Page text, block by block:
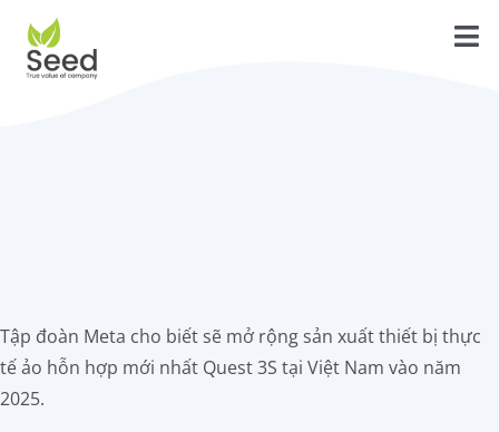
contentTrang Chủ
Liên hệ
Blog
Tập đoàn Meta cho biết sẽ mở rộng sản xuất thiết bị thực
tế ảo hỗn hợp mới nhất Quest 3S tại Việt Nam vào năm
2025.